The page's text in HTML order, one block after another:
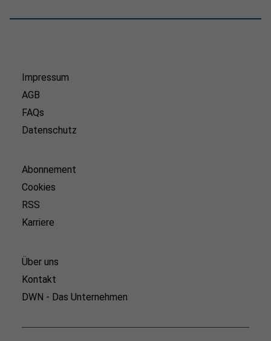
Impressum
AGB
FAQs
Datenschutz
Abonnement
Cookies
RSS
Karriere
Über uns
Kontakt
DWN - Das Unternehmen